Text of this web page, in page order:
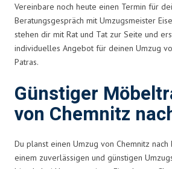
Vereinbare noch heute einen Termin für
Beratungsgespräch mit Umzugsmeister
stehen dir mit Rat und Tat zur Seite und
individuelles Angebot für deinen Umzug
Patras.
Günstiger
von Chemnitz
Du planst einen Umzug von Chemnitz nach
einem zuverlässigen und günstigen